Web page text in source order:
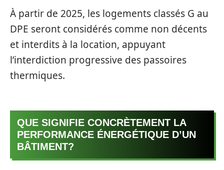
À partir de 2025, les logements classés G au
DPE seront considérés comme non décents
et interdits à la location, appuyant
l’interdiction progressive des passoires
thermiques.
QUE SIGNIFIE CONCRÈTEMENT LA
PERFORMANCE ÉNERGÉTIQUE D’UN
BÂTIMENT?